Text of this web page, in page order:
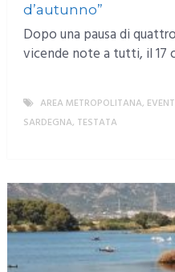
d’autunno”
Dopo una pausa di
vicende note a tutti, il
AREA METROPOLITANA,
SARDEGNA, TESTATA